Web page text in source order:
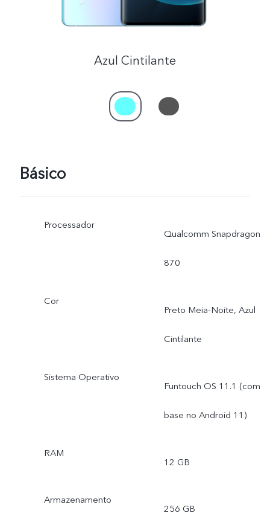
Azul Cintilante
Básico
Processador
Qualcomm Snapdragon
870
Cor
Preto Meia-Noite, Azul
Cintilante
Sistema Operativo
Funtouch OS 11.1 (com
base no Android 11)
RAM
12 GB
Armazenamento
256 GB